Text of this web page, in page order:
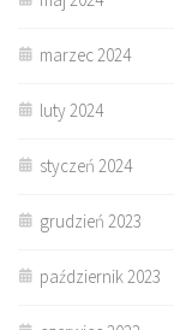
marzec 2024
luty 2024
styczeń 2024
grudzień 2023
październik 2023